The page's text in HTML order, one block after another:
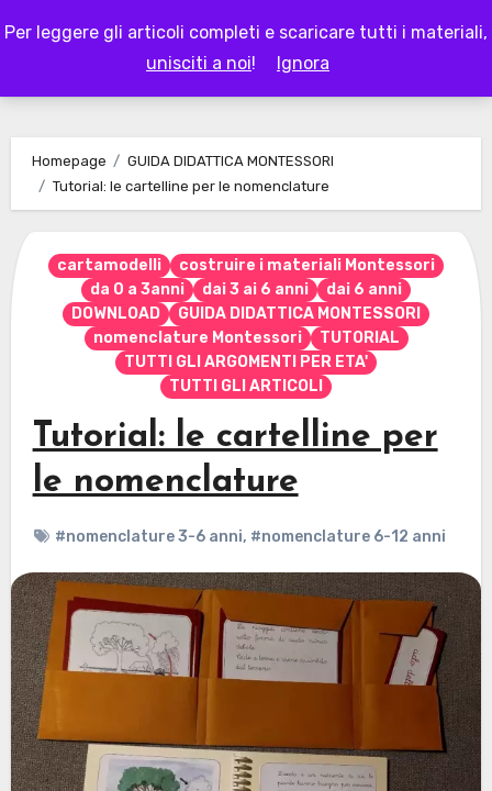
Per leggere gli articoli completi e scaricare tutti i materiali,
unisciti a noi! Ignora
to
LAPAPPADOLCE
Homepage
GUIDA DIDATTICA MONTESSORI
Tutorial: le cartelline per le nomenclature
cartamodelli
costruire i materiali Montessori
da 0 a 3anni
dai 3 ai 6 anni
dai 6 anni
DOWNLOAD
GUIDA DIDATTICA MONTESSORI
nomenclature Montessori
TUTORIAL
TUTTI GLI ARGOMENTI PER ETA'
TUTTI GLI ARTICOLI
Tutorial: le cartelline per
le nomenclature
#nomenclature 3-6 anni, #nomenclature 6-12 anni